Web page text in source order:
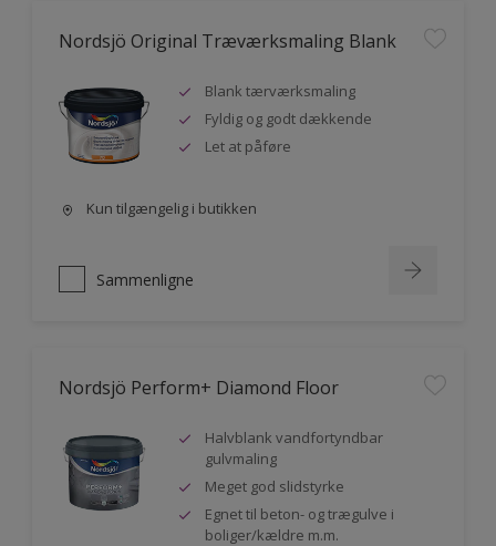
Nordsjö Original Træværksmaling Blank
Blank tærværksmaling
Fyldig og godt dækkende
Let at påføre
Kun tilgængelig i butikken
Sammenligne
Nordsjö Perform+ Diamond Floor
Halvblank vandfortyndbar
gulvmaling
Meget god slidstyrke
Egnet til beton- og trægulve i
boliger/kældre m.m.